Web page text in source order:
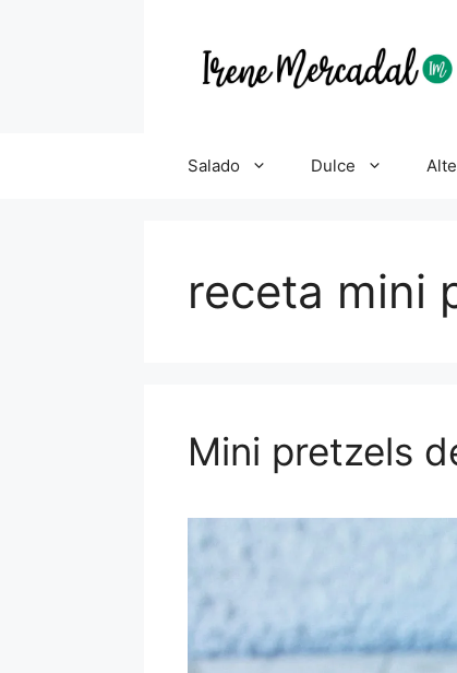
Salado Dulce
receta mini
Mini pretzels